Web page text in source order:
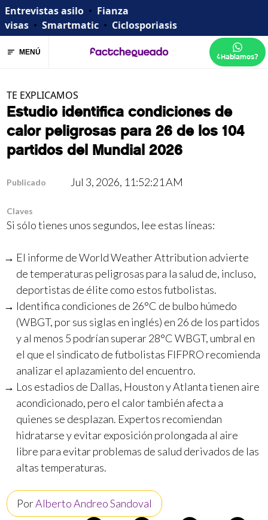
Entrevistas asilo • Fianza
visas • Smartmatic • Ciclosporiasis
MENÚ ¿Hablamos?
TE EXPLICAMOS
Estudio identifica condiciones de
calor peligrosas para 26 de los 104
partidos del Mundial 2026
Publicado Jul 3, 2026, 11:52:21 AM
Claves
Si sólo tienes unos segundos, lee estas líneas:
El informe de World Weather Attribution advierte
de temperaturas peligrosas para la salud de, incluso,
deportistas de élite como estos futbolistas.
Identifica condiciones de 26°C de bulbo húmedo
(WBGT, por sus siglas en inglés) en 26 de los partidos
y al menos 5 podrían superar 28°C WBGT, umbral en
el que el sindicato de futbolistas FIFPRO recomienda
analizar el aplazamiento del encuentro.
Los estadios de Dallas, Houston y Atlanta tienen aire
acondicionado, pero el calor también afecta a
quienes se desplazan. Expertos recomiendan
hidratarse y evitar exposición prolongada al aire
libre para evitar problemas de salud derivados de las
altas temperaturas.
PorAlberto Andreo Sandoval